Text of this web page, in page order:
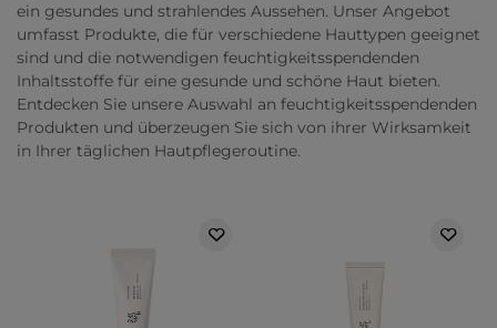
ein gesundes und strahlendes Aussehen. Unser Angebot
umfasst Produkte, die für verschiedene Hauttypen geeignet
sind und die notwendigen feuchtigkeitsspendenden
Inhaltsstoffe für eine gesunde und schöne Haut bieten.
Entdecken Sie unsere Auswahl an feuchtigkeitsspendenden
Produkten und überzeugen Sie sich von ihrer Wirksamkeit
in Ihrer täglichen Hautpflegeroutine.